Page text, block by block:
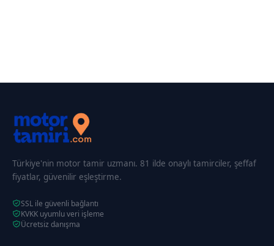
Türkiye'nin motor tamir uzmanı. 81 ilde onaylı tamirciler, şeffaf
fiyatlar, güvenilir eşleştirme.
SSL ile güvenli bağlantı
KVKK uyumlu veri işleme
Ücretsiz danışma